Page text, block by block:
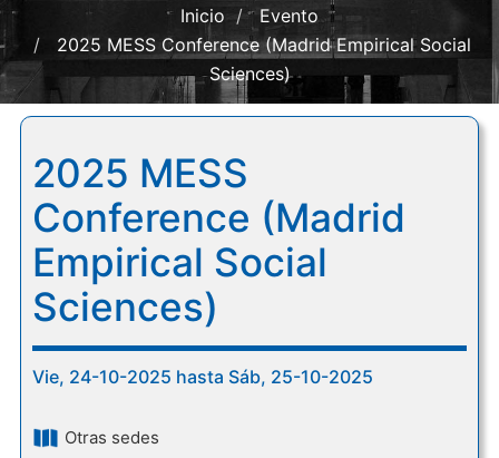
Inicio
Evento
2025 MESS Conference (Madrid Empirical Social
Sciences)
2025 MESS
Conference (Madrid
Empirical Social
Sciences)
Vie, 24-10-2025 hasta Sáb, 25-10-2025
Otras sedes